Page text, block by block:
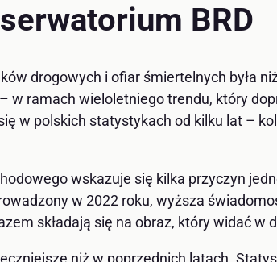
BRD
drogowych i ofiar śmiertelnych była
w ramach wieloletniego trendu, który
w polskich statystykach od kilku lat –
wskazuje się kilka przyczyn
w 2022 roku, wyższa
składają się na obraz, który widać w